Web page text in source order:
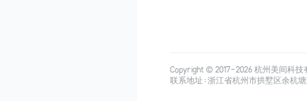
Copyright © 2017-2026杭州美间科技
联系地址：浙江省杭州市拱墅区余杭